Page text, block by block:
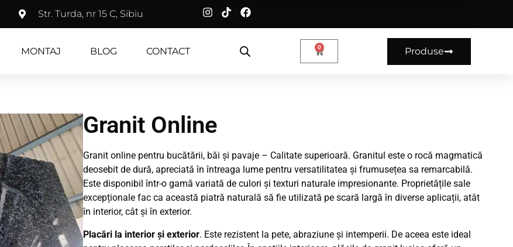
Str. Turda, nr 15 C, Sibiu
MONTAJ BLOG CONTACT 0 Produse
Granit Online
Granit online pentru bucătării, băi și pavaje – Calitate superioară. Granitul este o rocă magmatică
deosebit de dură, apreciată în întreaga lume pentru versatilitatea și frumusețea sa remarcabilă.
Este disponibil într-o gamă variată de culori și texturi naturale impresionante. Proprietățile sale
excepționale fac ca această piatră naturală să fie utilizată pe scară largă în diverse aplicații, atât
în interior, cât și în exterior.
Placări la interior și exterior. Este rezistent la pete, abraziune și intemperii. De aceea este ideal